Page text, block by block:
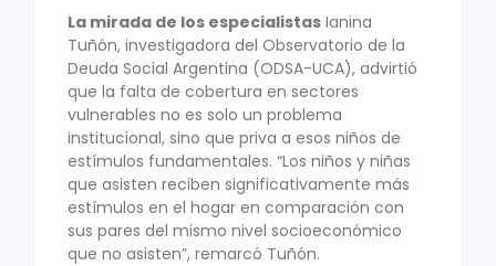
La mirada de los especialistas Ianina
Tuñón, investigadora del Observatorio de la
Deuda Social Argentina (ODSA-UCA), advirtió
que la falta de cobertura en sectores
vulnerables no es solo un problema
institucional, sino que priva a esos niños de
estímulos fundamentales. “Los niños y niñas
que asisten reciben significativamente más
estímulos en el hogar en comparación con
sus pares del mismo nivel socioeconómico
que no asisten”, remarcó Tuñón.